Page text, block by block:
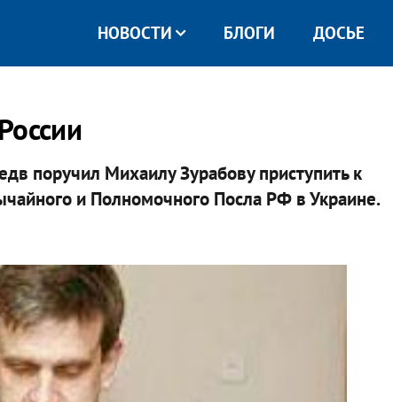
НОВОСТИ БЛОГИ ДОСЬЕ
поручил Михаилу Зурабову приступить к
и Полномочного Посла РФ в Украине.